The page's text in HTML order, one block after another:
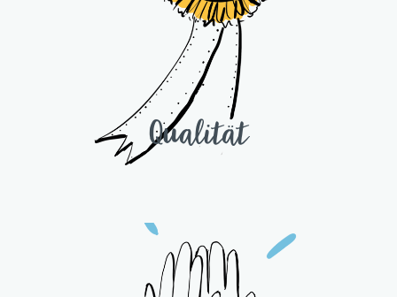
Qualität